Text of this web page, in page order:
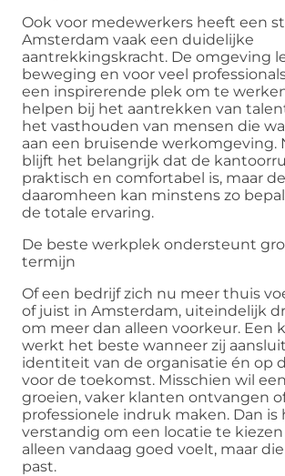
Ook voor medewerkers heeft een
Amsterdam vaak een duidelijke
aantrekkingskracht. De omgeving
beweging en voor veel
een inspirerende plek om te
helpen bij het aantrekken van
het vasthouden van mensen die
aan een bruisende werkomgeving.
blijft het belangrijk dat de
praktisch en comfortabel is, maar
daaromheen kan minstens zo
de totale ervaring.
De beste werkplek ondersteunt
termijn
Of een bedrijf zich nu meer thuis
of juist in Amsterdam, uiteindelijk
om meer dan alleen voorkeur. Een
werkt het beste wanneer zij
identiteit van de organisatie én op
voor de toekomst. Misschien wil
groeien, vaker klanten ontvangen
professionele indruk maken. Dan is
verstandig om een locatie te
alleen vandaag goed voelt, maar
past.